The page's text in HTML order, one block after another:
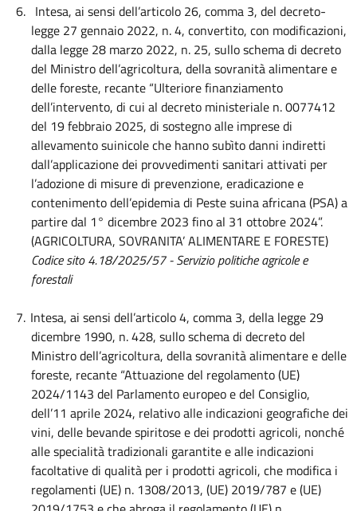
6. Intesa, ai sensi dell’articolo 26, comma 3, del decreto-
legge 27 gennaio 2022, n. 4, convertito, con modificazioni,
dalla legge 28 marzo 2022, n. 25, sullo schema di decreto
del Ministro dell’agricoltura, della sovranità alimentare e
delle foreste, recante “Ulteriore finanziamento
dell’intervento, di cui al decreto ministeriale n. 0077412
del 19 febbraio 2025, di sostegno alle imprese di
allevamento suinicole che hanno subìto danni indiretti
dall’applicazione dei provvedimenti sanitari attivati per
l’adozione di misure di prevenzione, eradicazione e
contenimento dell’epidemia di Peste suina africana (PSA) a
partire dal 1° dicembre 2023 fino al 31 ottobre 2024”.
(AGRICOLTURA, SOVRANITA’ ALIMENTARE E FORESTE)
Codice sito 4.18/2025/57 - Servizio politiche agricole e
forestali
7. Intesa, ai sensi dell’articolo 4, comma 3, della legge 29
dicembre 1990, n. 428, sullo schema di decreto del
Ministro dell’agricoltura, della sovranità alimentare e delle
foreste, recante “Attuazione del regolamento (UE)
2024/1143 del Parlamento europeo e del Consiglio,
dell’11 aprile 2024, relativo alle indicazioni geografiche dei
vini, delle bevande spiritose e dei prodotti agricoli, nonché
alle specialità tradizionali garantite e alle indicazioni
facoltative di qualità per i prodotti agricoli, che modifica i
regolamenti (UE) n. 1308/2013, (UE) 2019/787 e (UE)